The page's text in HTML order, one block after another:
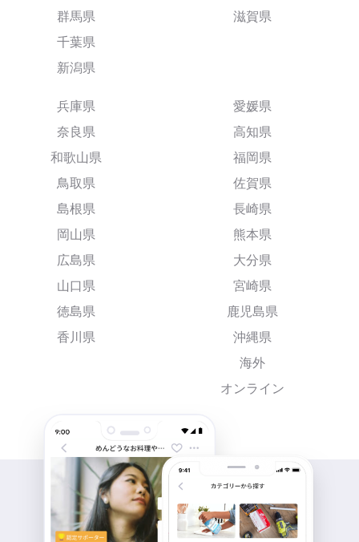
群馬県
千葉県
新潟県
滋賀県
兵庫県
奈良県
和歌山県
鳥取県
島根県
岡山県
広島県
山口県
徳島県
香川県
愛媛県
高知県
福岡県
佐賀県
長崎県
熊本県
大分県
宮崎県
鹿児島県
沖縄県
海外
オンライン